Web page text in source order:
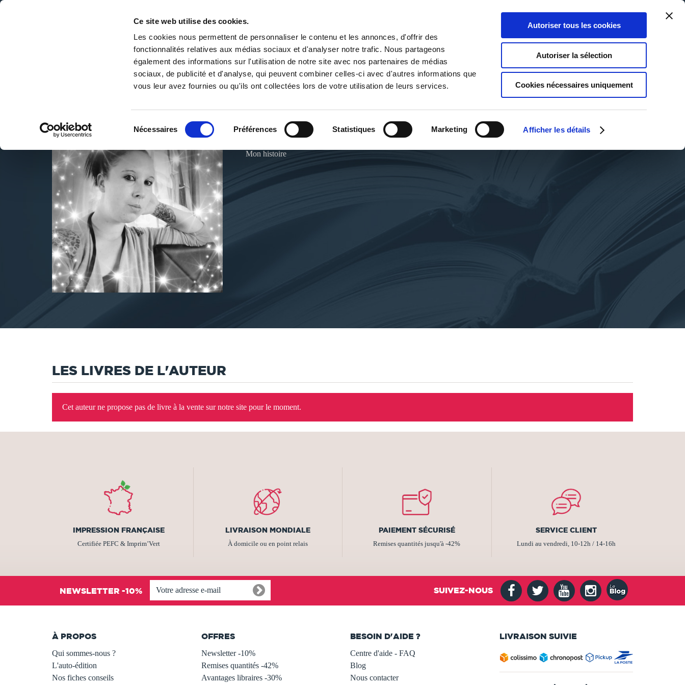
Ce site web utilise des cookies.
Les cookies nous permettent de personnaliser le contenu et les annonces, d'offrir des
fonctionnalités relatives aux médias sociaux et d'analyser notre trafic. Nous partageons
également des informations sur l'utilisation de notre site avec nos partenaires de médias
sociaux, de publicité et d'analyse, qui peuvent combiner celles-ci avec d'autres informations que
vous leur avez fournies ou qu'ils ont collectées lors de votre utilisation de leurs services.
Nécessaires Préférences Statistiques Marketing Afficher les détails
Autoriser tous les cookies
Autoriser la sélection
Cookies nécessaires uniquement
DE LA PAGE BLANCHE... AU BEST SELLER
0
Panier
0
Ma liste
Connexion
PUBLIER UN LIVRE LIBRAIRIE
CINDY
Mon histoire
LES LIVRES DE L'AUTEUR
Cet auteur ne propose pas de livre à la vente sur notre site pour le moment.
IMPRESSION FRANÇAISE
Certifiée PEFC & Imprim’Vert
LIVRAISON MONDIALE
À domicile ou en point relais
PAIEMENT SÉCURISÉ
Remises quantités jusqu'à -42%
SERVICE CLIENT
Lundi au vendredi, 10-12h / 14-16h
NEWSLETTER -10% SUIVEZ-NOUS
À PROPOS
Qui sommes-nous ?
L'auto-édition
Nos fiches conseils
OFFRES
Newsletter -10%
Remises quantités -42%
Avantages libraires -30%
BESOIN D'AIDE ?
Centre d'aide - FAQ
Blog
Nous contacter
LIVRAISON SUIVIE